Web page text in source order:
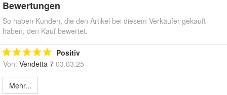
Bewertungen
So haben Kunden, die den Artikel bei diesem Verkäufer gekauft
haben, den Kauf bewertet.
Positiv
Von: Vendetta 7 03.03.25
Mehr...